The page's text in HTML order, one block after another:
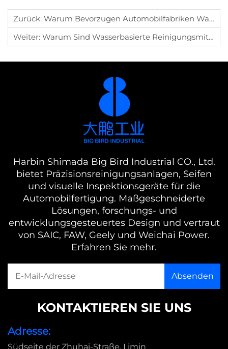
Zurück: Warum Bevorzugen Automobilfabriken Wasserbasierte Reinigungslösungen?
Weiter: Warum Sind Wasserbasierte Reinigungsmittel In Der Industriellen Reinigung Beliebt?
Harbin Shimada Big Bird Industrial CO., Ltd.
bietet Präzisionsreinigungsanlagen, Seifen
und visuelle Inspektionsgeräte für die
Automobilfertigung. Maßgeschneiderte
Lösungen, forschungs- und
entwicklungsgesteuertes Design und vertraut
von SAIC, FAW, Geely und Weichai Power.
Erfahren Sie mehr.
KONTAKTIEREN SIE UNS
Adresse:
Südseite der Zhuhai-Straße, Limin